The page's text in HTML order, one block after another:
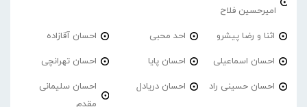
امیرحسین فلاح
اثنا و رضا پیشرو احد محبی احسان آقازاده
احسان اسماعیلی احسان پایا احسان تهرانچی
احسان حسینی راد احسان دریادل
احسان سلیمانی
مقدم